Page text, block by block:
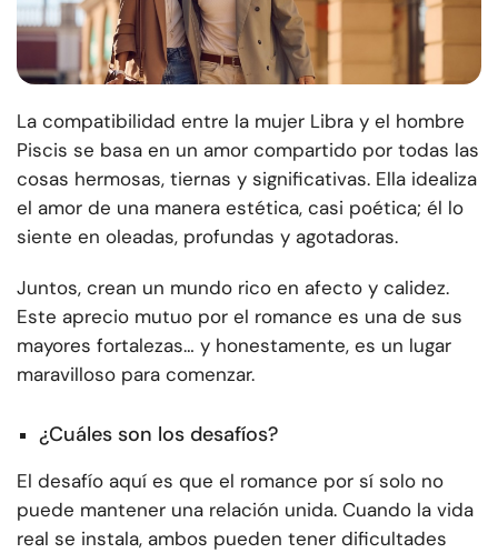
La compatibilidad entre la mujer Libra y el hombre
Piscis se basa en un amor compartido por todas las
cosas hermosas, tiernas y significativas. Ella idealiza
el amor de una manera estética, casi poética; él lo
siente en oleadas, profundas y agotadoras.
Juntos, crean un mundo rico en afecto y calidez.
Este aprecio mutuo por el romance es una de sus
mayores fortalezas… y honestamente, es un lugar
maravilloso para comenzar.
¿Cuáles son los desafíos?
El desafío aquí es que el romance por sí solo no
puede mantener una relación unida. Cuando la vida
real se instala, ambos pueden tener dificultades